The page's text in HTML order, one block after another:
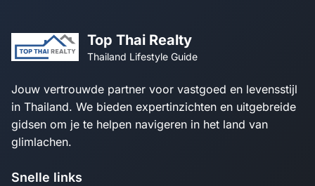
Top Thai Realty
Thailand Lifestyle Guide
Jouw vertrouwde partner voor vastgoed en levensstijl
in Thailand. We bieden expertinzichten en uitgebreide
gidsen om je te helpen navigeren in het land van
glimlachen.
Snelle links